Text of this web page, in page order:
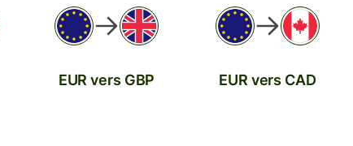
EUR vers GBP EUR vers CAD